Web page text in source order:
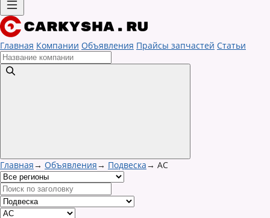
Главная Компании Объявления Прайсы запчастей Статьи
Главная→ Объявления→ Подвеска→ AC